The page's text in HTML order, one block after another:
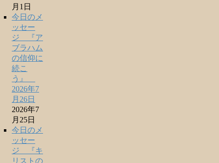
月1日
今日のメ
ッセー
ジ 『ア
ブラハム
の信仰に
続こ
う』
2026年7
月26日
2026年7
月25日
今日のメ
ッセー
ジ 『キ
リストの